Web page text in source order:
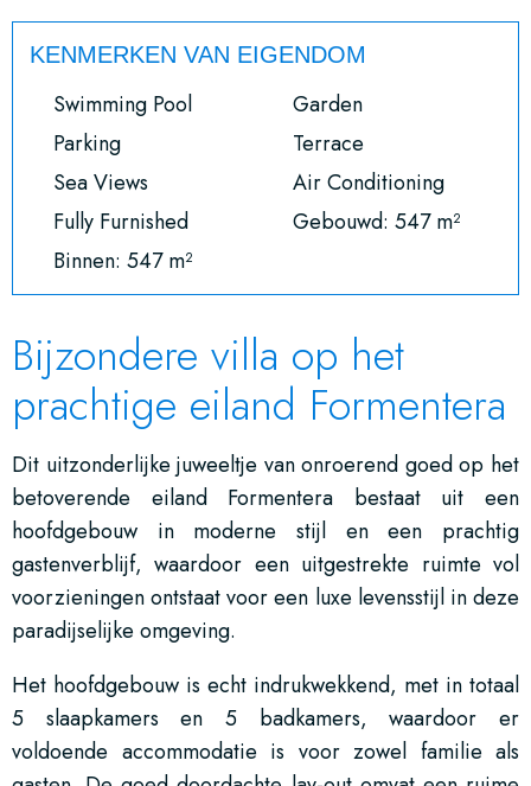
KENMERKEN VAN EIGENDOM
Swimming Pool
Garden
Parking
Terrace
Sea Views
Air Conditioning
Fully Furnished
Gebouwd: 547 m²
Binnen: 547 m²
Bijzondere villa op het
prachtige eiland Formentera
Dit uitzonderlijke juweeltje van onroerend goed op het
betoverende eiland Formentera bestaat uit een
hoofdgebouw in moderne stijl en een prachtig
gastenverblijf, waardoor een uitgestrekte ruimte vol
voorzieningen ontstaat voor een luxe levensstijl in deze
paradijselijke omgeving.
Het hoofdgebouw is echt indrukwekkend, met in totaal
5 slaapkamers en 5 badkamers, waardoor er
voldoende accommodatie is voor zowel familie als